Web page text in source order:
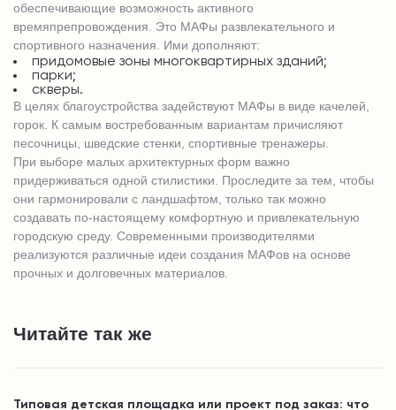
обеспечивающие возможность активного
времяпрепровождения. Это МАФы развлекательного и
спортивного назначения. Ими дополняют:
придомовые зоны многоквартирных зданий;
парки;
скверы.
В целях благоустройства задействуют МАФы в виде качелей,
горок. К самым востребованным вариантам причисляют
песочницы, шведские стенки, спортивные тренажеры.
При выборе малых архитектурных форм важно
придерживаться одной стилистики. Проследите за тем, чтобы
они гармонировали с ландшафтом, только так можно
создавать по-настоящему комфортную и привлекательную
городскую среду. Современными производителями
реализуются различные идеи создания МАФов на основе
прочных и долговечных материалов.
Читайте так же
Типовая детская площадка или проект под заказ: что